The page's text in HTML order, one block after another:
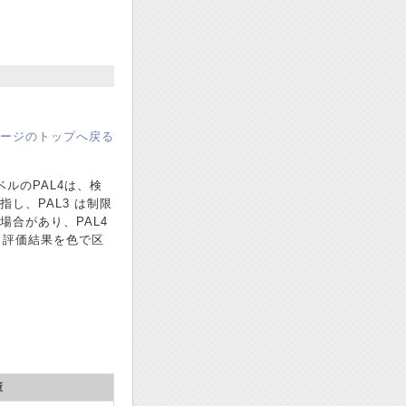
ジのトップへ戻る
のPAL4は、検
し、PAL3 は制限
合があり、PAL4
価結果を色で区